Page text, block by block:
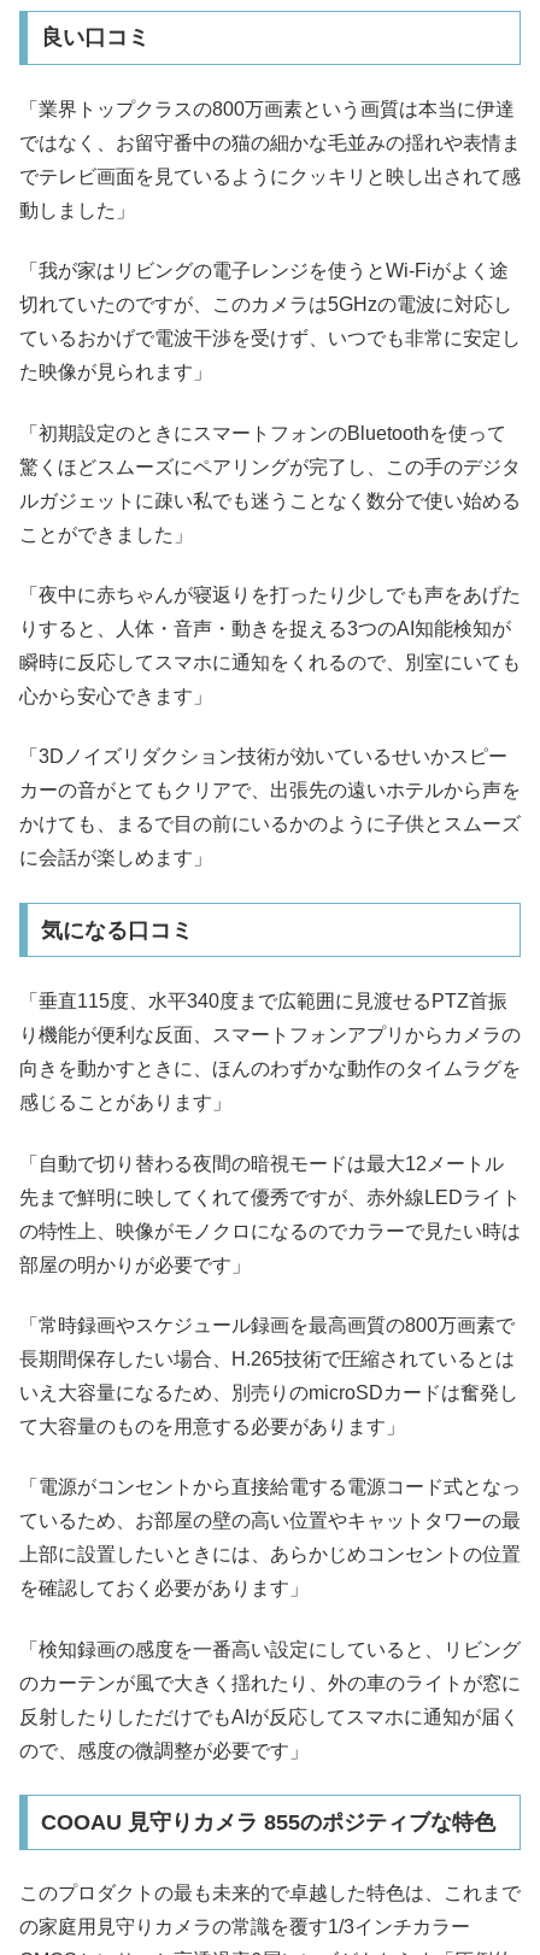
良い口コミ
「業界トップクラスの800万画素という画質は本当に伊達
ではなく、お留守番中の猫の細かな毛並みの揺れや表情ま
でテレビ画面を見ているようにクッキリと映し出されて感
動しました」
「我が家はリビングの電子レンジを使うとWi-Fiがよく途
切れていたのですが、このカメラは5GHzの電波に対応し
ているおかげで電波干渉を受けず、いつでも非常に安定し
た映像が見られます」
「初期設定のときにスマートフォンのBluetoothを使って
驚くほどスムーズにペアリングが完了し、この手のデジタ
ルガジェットに疎い私でも迷うことなく数分で使い始める
ことができました」
「夜中に赤ちゃんが寝返りを打ったり少しでも声をあげた
りすると、人体・音声・動きを捉える3つのAI知能検知が
瞬時に反応してスマホに通知をくれるので、別室にいても
心から安心できます」
「3Dノイズリダクション技術が効いているせいかスピー
カーの音がとてもクリアで、出張先の遠いホテルから声を
かけても、まるで目の前にいるかのように子供とスムーズ
に会話が楽しめます」
気になる口コミ
「垂直115度、水平340度まで広範囲に見渡せるPTZ首振
り機能が便利な反面、スマートフォンアプリからカメラの
向きを動かすときに、ほんのわずかな動作のタイムラグを
感じることがあります」
「自動で切り替わる夜間の暗視モードは最大12メートル
先まで鮮明に映してくれて優秀ですが、赤外線LEDライト
の特性上、映像がモノクロになるのでカラーで見たい時は
部屋の明かりが必要です」
「常時録画やスケジュール録画を最高画質の800万画素で
長期間保存したい場合、H.265技術で圧縮されているとは
いえ大容量になるため、別売りのmicroSDカードは奮発し
て大容量のものを用意する必要があります」
「電源がコンセントから直接給電する電源コード式となっ
ているため、お部屋の壁の高い位置やキャットタワーの最
上部に設置したいときには、あらかじめコンセントの位置
を確認しておく必要があります」
「検知録画の感度を一番高い設定にしていると、リビング
のカーテンが風で大きく揺れたり、外の車のライトが窓に
反射したりしただけでもAIが反応してスマホに通知が届く
ので、感度の微調整が必要です」
COOAU 見守りカメラ 855のポジティブな特色
このプロダクトの最も未来的で卓越した特色は、これまで
の家庭用見守りカメラの常識を覆す1/3インチカラー